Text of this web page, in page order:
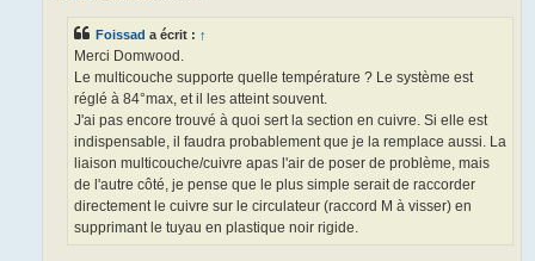
Foissad a écrit : ↑
Merci Domwood.
Le multicouche supporte quelle température ? Le système est
réglé à 84°max, et il les atteint souvent.
J'ai pas encore trouvé à quoi sert la section en cuivre. Si elle est
indispensable, il faudra probablement que je la remplace aussi. La
liaison multicouche/cuivre apas l'air de poser de problème, mais
de l'autre côté, je pense que le plus simple serait de raccorder
directement le cuivre sur le circulateur (raccord M à visser) en
supprimant le tuyau en plastique noir rigide.